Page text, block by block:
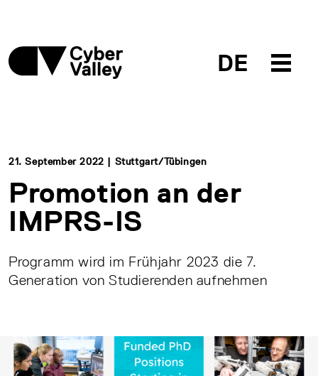
DE
21. September 2022 | Stuttgart/Tübingen
Promotion an der
IMPRS-IS
Programm wird im Frühjahr 2023 die 7.
Generation von Studierenden aufnehmen